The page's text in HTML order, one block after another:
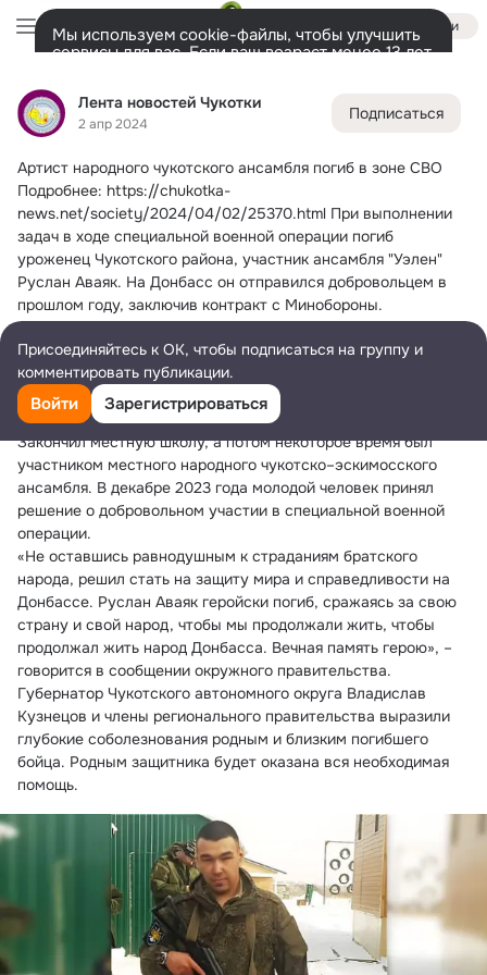
Лента новостей Чукотки
2 апр 2024
Подписаться
Артист народного чукотского ансамбля погиб в зоне СВО
Подробнее: https://chukotka-
news.net/society/2024/04/02/25370.html При выполнении
задач в ходе специальной военной операции погиб
уроженец Чукотского района, участник ансамбля "Уэлен"
Руслан Аваяк. На Донбасс он отправился добровольцем в
прошлом году, заключив контракт с Минобороны.
Соболезнования военнослужащему выразил губернатор
Владислав Кузнецов, сообщает ИА "Чукотка" со ссылкой на
пресс-службу окружного правительства.
Фото: правительство ЧАО
Руслан Аваяк родился 9 июня 2000 года в селе Уэлен.
Закончил местную школу, а потом некоторое время был
участником местного народного чукотско–эскимосского
ансамбля. В декабре 2023 года молодой человек принял
решение о добровольном участии в специальной военной
операции.
«Не оставшись равнодушным к страданиям братского
народа, решил стать на защиту мира и справедливости на
Донбассе. Руслан Аваяк геройски погиб, сражаясь за свою
страну и свой народ, чтобы мы продолжали жить, чтобы
продолжал жить народ Донбасса. Вечная память герою», –
говорится в сообщении окружного правительства.
Губернатор Чукотского автономного округа Владислав
Кузнецов и члены регионального правительства выразили
глубокие соболезнования родным и близким погибшего
бойца. Родным защитника будет оказана вся необходимая
помощь.
Войти
Мы используем cookie-файлы, чтобы улучшить
сервисы для вас. Если ваш возраст менее 13 лет,
представитель.
Разрешить все Настроить
Лента Участники Темы 9.5K Ещё
Дополнительная
колонка
Всё23 229 Обсуждаемые
Присоединяйтесь к ОК, чтобы подписаться на группу и
комментировать публикации.
Войти Зарегистрироваться